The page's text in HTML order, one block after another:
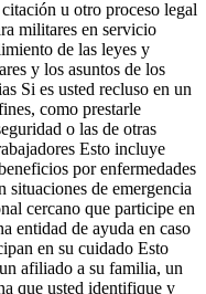
u otro proceso legal
militares en servicio
de las leyes y
y los asuntos de los
Si es usted recluso en un
como prestarle
o las de otras
Esto incluye
por enfermedades
situaciones de emergencia
cercano que participe en
entidad de ayuda en caso
en su cuidado Esto
afiliado a su familia, un
que usted identifique y